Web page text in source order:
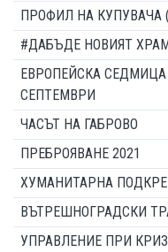
ПРОФИЛ НА КУПУВАЧА
#ДАБЪДЕ НОВИЯТ
ЕВРОПЕЙСКА СЕДМИЦА
СЕПТЕМВРИ
ЧАСЪТ НА ГАБРОВО
ПРЕБРОЯВАНЕ 2021
ХУМАНИТАРНА
ВЪТРЕШНОГРАДСКИ
УПРАВЛЕНИЕ ПРИ